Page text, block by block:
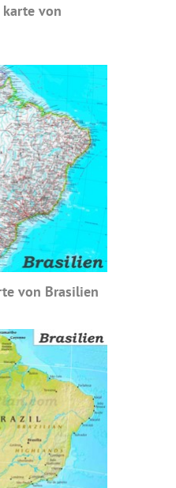
von
von Brasilien